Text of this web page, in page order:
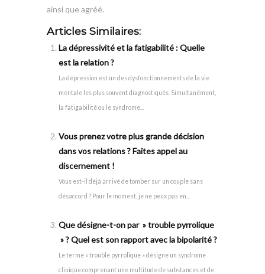
ainsi que agréé.
Articles Similaires:
La dépressivité et la fatigabilité : Quelle
est la relation ?
La dépression est un des dysfonctionnements de la vie
mentale les plus souvent diagnostiqués. Simultanément,
la fatigabilité ou le syndrome...
Vous prenez votre plus grande décision
dans vos relations ? Faites appel au
discernement !
Vous est-il déjà arrivé de tomber sur un couple sans
désaccord ? Pour le moment, je ne peux pas en...
Que désigne-t-on par » trouble pyrrolique
» ? Quel est son rapport avec la bipolarité ?
Le terme « trouble pyrrolique » désigne un syndrome
clinique comprenant une multitude de substances et de